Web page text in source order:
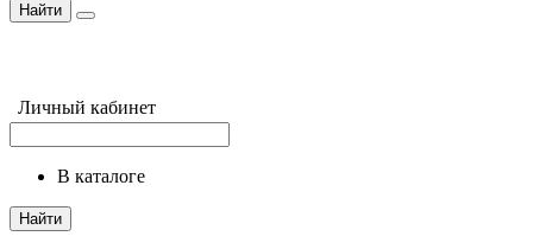
Найти
Личный кабинет
в каталоге
Найти